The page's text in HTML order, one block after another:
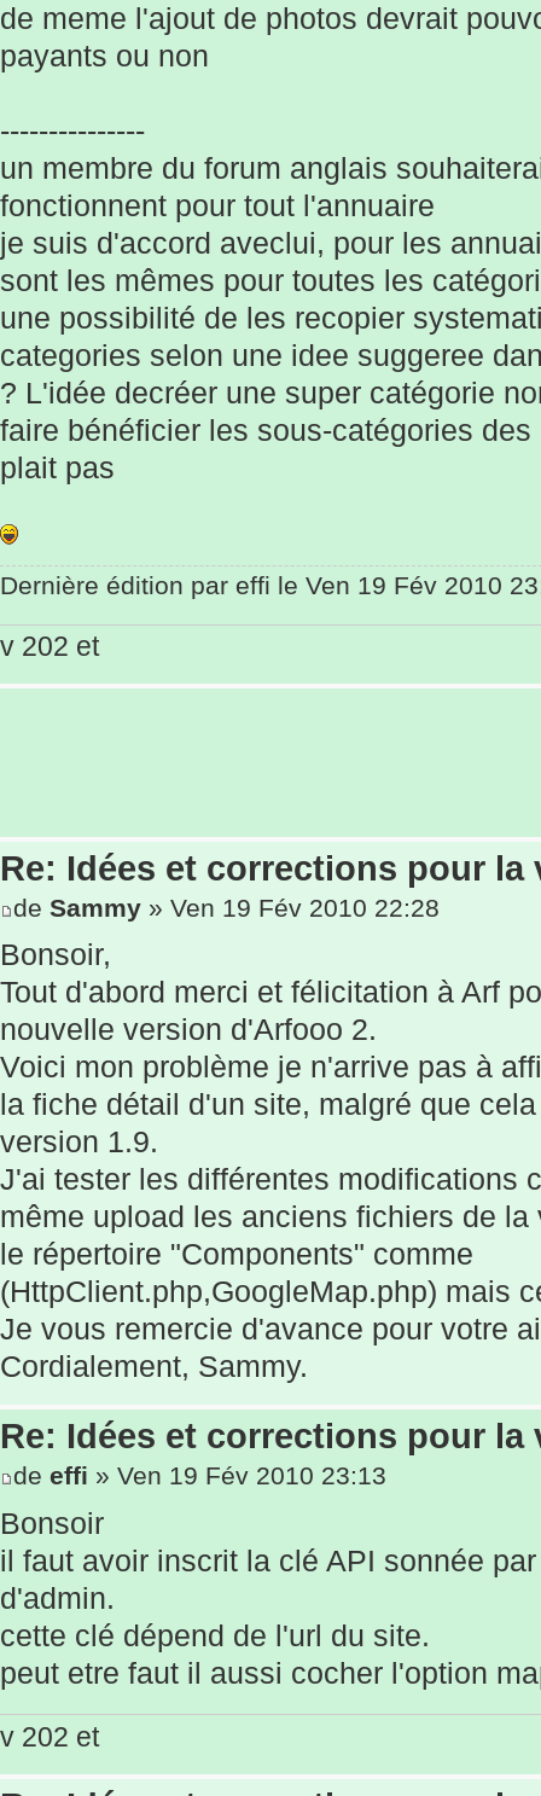
de meme l'ajout de photos devrait
payants ou non
---------------
un membre du forum anglais
fonctionnent pour tout l'annuaire
je suis d'accord aveclui, pour les
sont les mêmes pour toutes les
une possibilité de les recopier
categories selon une idee suggeree
? L'idée decréer une super catégorie
faire bénéficier les sous-catégories
plait pas
Dernière édition par effi le Ven 19 Fév 2010
v 202 et
Re: Idées et corrections pour la
de Sammy » Ven 19 Fév 2010 22:28
Bonsoir,
Tout d'abord merci et félicitation à Arf
nouvelle version d'Arfooo 2.
Voici mon problème je n'arrive pas à
la fiche détail d'un site, malgré que
version 1.9.
J'ai tester les différentes modifications
même upload les anciens fichiers de
le répertoire "Components" comme
(HttpClient.php,GoogleMap.php) mais
Je vous remercie d'avance pour votre
Cordialement, Sammy.
Re: Idées et corrections pour la
de effi » Ven 19 Fév 2010 23:13
Bonsoir
il faut avoir inscrit la clé API sonnée
d'admin.
cette clé dépend de l'url du site.
peut etre faut il aussi cocher l'option
v 202 et